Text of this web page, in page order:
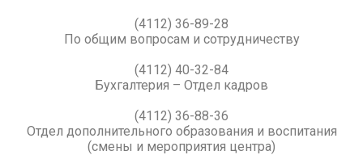
(4112) 36-89-28
По общим вопросам и сотрудничеству
(4112) 40-32-84
Бухгалтерия – Отдел кадров
(4112) 36-88-36
Отдел дополнительного образования и воспитания
(смены и мероприятия центра)